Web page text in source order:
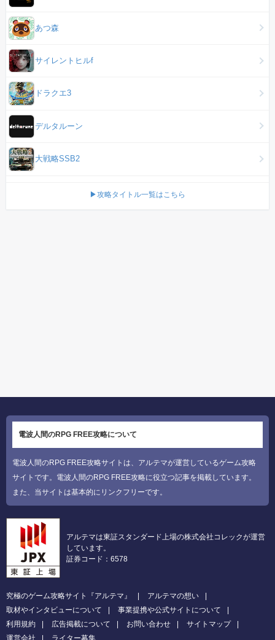
あつ森
サイレントヒルf
ドラクエ3
デルタルーン
大戦略SSB2
▶攻略タイトル一覧はこちら
電波人間のRPG FREE攻略について
電波人間のRPG FREE攻略サイトは、アルテマが運営しているゲーム攻略
サイトです。電波人間のRPG FREE攻略に役立つ記事を掲載しています。
また、当サイトは基本的にリンクフリーです。
アルテマは東証スタンダード上場の株式会社コレックが運営
しています。
証券コード：6578
究極のゲーム攻略サイト『アルテマ』
アルテマの想い
取材やインタビューについて
事業提携や公式サイトについて
利用規約
広告掲載について お問い合わせ
サイトマップ
運営会社
ライター募集